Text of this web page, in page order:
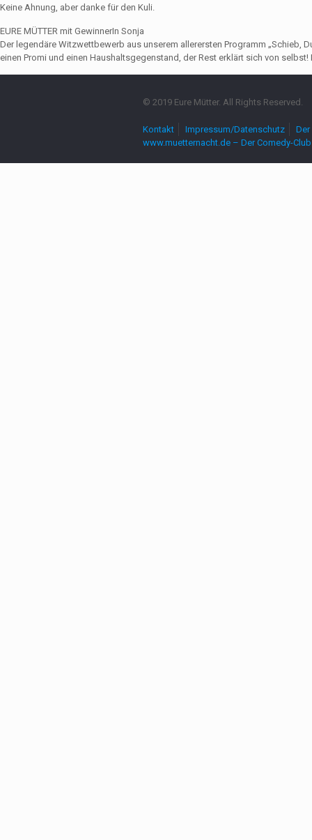
Keine Ahnung, aber danke für den Kuli.
EURE MÜTTER mit GewinnerIn Sonja
Der legendäre Witzwettbewerb aus unserem allerersten Programm „Schieb,
einen Promi und einen Haushaltsgegenstand, der Rest erklärt sich von
© 2019 Eure Mütter. All Rights Reserved.
Kontakt Impressum/Datenschutz
www.muetternacht.de – Der Comedy-Club